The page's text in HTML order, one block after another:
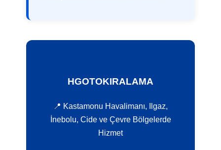
HGOTOKIRALAMA
📍 Kastamonu Havalimanı, Ilgaz,
İnebolu, Cide ve Çevre Bölgelerde
Hizmet